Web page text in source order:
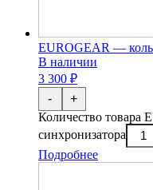
EUROGEAR —
В наличии
3 300 ₽
-
Количество товара
синхронизатора
+
Подробнее